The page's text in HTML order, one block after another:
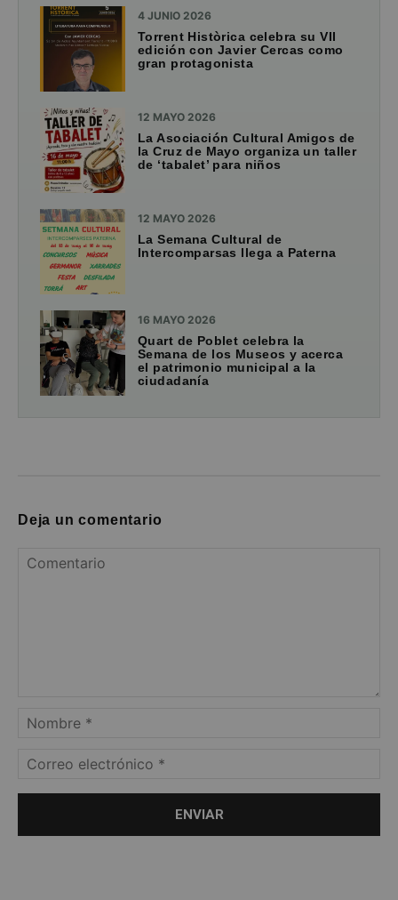
4 JUNIO 2026
Torrent Històrica celebra su VII
edición con Javier Cercas como
gran protagonista
12 MAYO 2026
La Asociación Cultural Amigos de
la Cruz de Mayo organiza un taller
de ‘tabalet’ para niños
12 MAYO 2026
La Semana Cultural de
Intercomparsas llega a Paterna
16 MAYO 2026
Quart de Poblet celebra la
Semana de los Museos y acerca
el patrimonio municipal a la
ciudadanía
Deja un comentario